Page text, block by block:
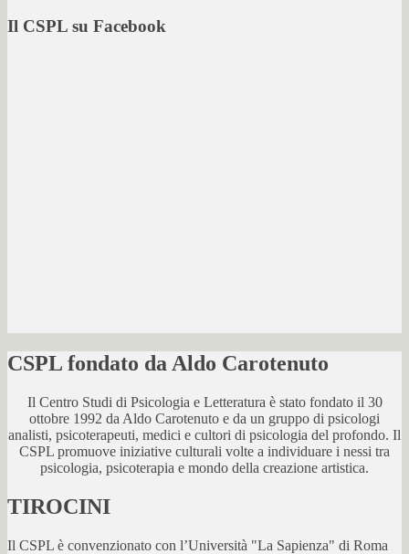
Il CSPL su Facebook
CSPL fondato da Aldo Carotenuto
Il Centro Studi di Psicologia e Letteratura è stato fondato il 30
ottobre 1992 da Aldo Carotenuto e da un gruppo di psicologi
analisti, psicoterapeuti, medici e cultori di psicologia del profondo. Il
CSPL promuove iniziative culturali volte a individuare i nessi tra
psicologia, psicoterapia e mondo della creazione artistica.
TIROCINI
Il CSPL è convenzionato con l’Università "La Sapienza" di Roma